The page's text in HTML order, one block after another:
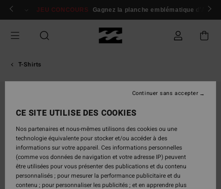
Passer
Se connecter / s'inscrire
JEU CONCOURS Gagnez la planche emblématique d'Andy
T-Shirts
CE SITE UTILISE DES COOKIES
Nos partenaires et nous-mêmes utilisons des cookies ou une
technologie équivalente pour stocker et/ou accéder à des
informations sur votre appareil. Ces informations personnelles
(comme vos données de navigation et votre adresse IP) peuvent
être utilisées pour vous présenter des publications et du contenu
personnalisés ; pour mesurer la performance publicitaire et du
contenu ; pour personnaliser les publicités ; et en apprendre plus
Continuer sans accepter